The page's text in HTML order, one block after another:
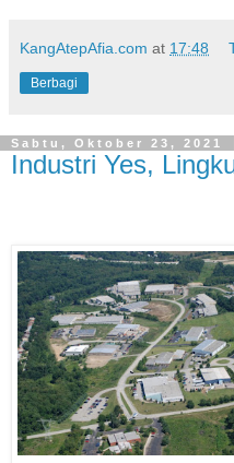
KangAtepAfia.com at 17:48
Berbagi
Sabtu, Oktober 23, 2021
Industri Yes,